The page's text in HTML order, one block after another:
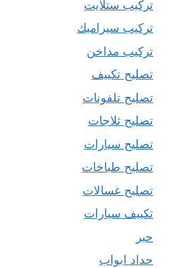
تركيب ستلايت
تركيب سيراميك
تركيب مداخن
تصليح تكييف
تصليح تلفونات
تصليح ثلاجات
تصليح سيارات
تصليح طباخات
تصليح غسالات
تكييف سيارات
حبر
حداد ابواب